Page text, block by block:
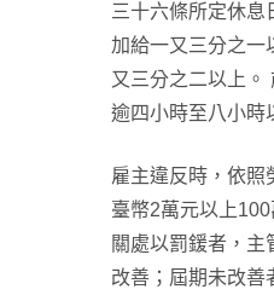
三十六條所定休
加給一又三分之一
又三分之二以上。
逾四小時至八小時
雇主違反時，依
臺幣2萬元以上
關處以罰鍰者，
改善；屆期未改善